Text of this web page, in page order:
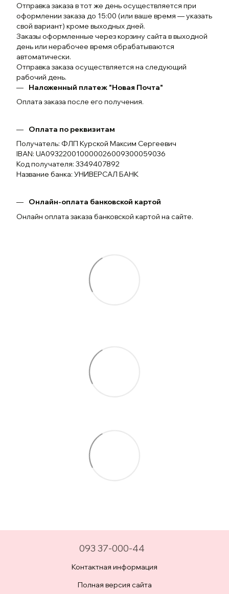
Отправка заказа в тот же день осуществляется при
оформлении заказа до 15:00 (или ваше время — указать
свой вариант) кроме выходных дней.
Заказы оформленные через корзину сайта в выходной
день или нерабочее время обрабатываются
автоматически.
Отправка заказа осуществляется на следующий
рабочий день.
Наложенный платеж "Новая Почта"
Оплата заказа после его получения.
Оплата по реквизитам
Получатель: ФЛП Курской Максим Сергеевич
IBAN: UA093220010000026009300059036
Код получателя: 3349407892
Название банка: УНИВЕРСАЛ БАНК
Онлайн-оплата банковской картой
Онлайн оплата заказа банковской картой на сайте.
093 37-000-44
Контактная информация
Полная версия сайта